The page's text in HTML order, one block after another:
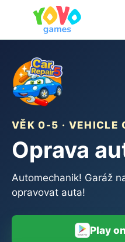
VĚK 0-5 · VEHICLE
Oprava
Automechanik! Garáž
opravovat auta!
Play